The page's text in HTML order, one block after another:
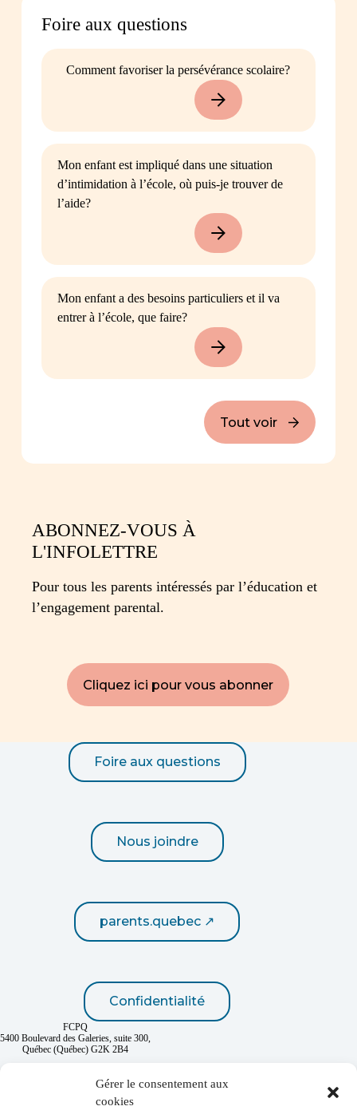
Gérer le consentement aux
cookies
Foire aux questions
Comment favoriser la persévérance scolaire?
Mon enfant est impliqué dans une situation
d’intimidation à l’école, où puis-je trouver de
l’aide?
Mon enfant a des besoins particuliers et il va
entrer à l’école, que faire?
Tout voir
ABONNEZ-VOUS À
L'INFOLETTRE
Pour tous les parents intéressés par l’éducation et
l’engagement parental.
Cliquez ici pour vous abonner
Foire aux questions
Nous joindre
parents.quebec ↗
Confidentialité
FCPQ
5400 Boulevard des Galeries, suite 300,
Québec (Québec) G2K 2B4
1 800 463-7268